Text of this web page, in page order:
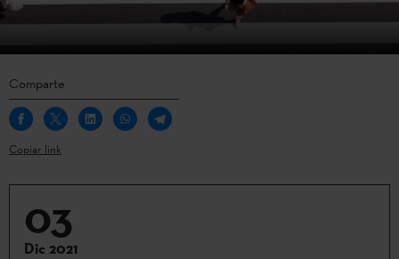
Comparte
Copiar link
03
Dic 2021